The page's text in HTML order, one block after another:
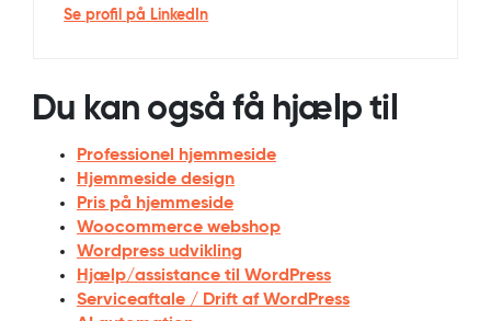
multimediedesigner og webudvikler (bachelor)
SEO og den tekniske arkitektur på Apparat’s
professionelle WordPress-løsninger.
Se profil på LinkedIn
Du kan også få hjælp til
Professionel hjemmeside
Hjemmeside design
Pris på hjemmeside
Woocommerce webshop
Wordpress udvikling
Hjælp/assistance til WordPress
Serviceaftale / Drift af WordPress